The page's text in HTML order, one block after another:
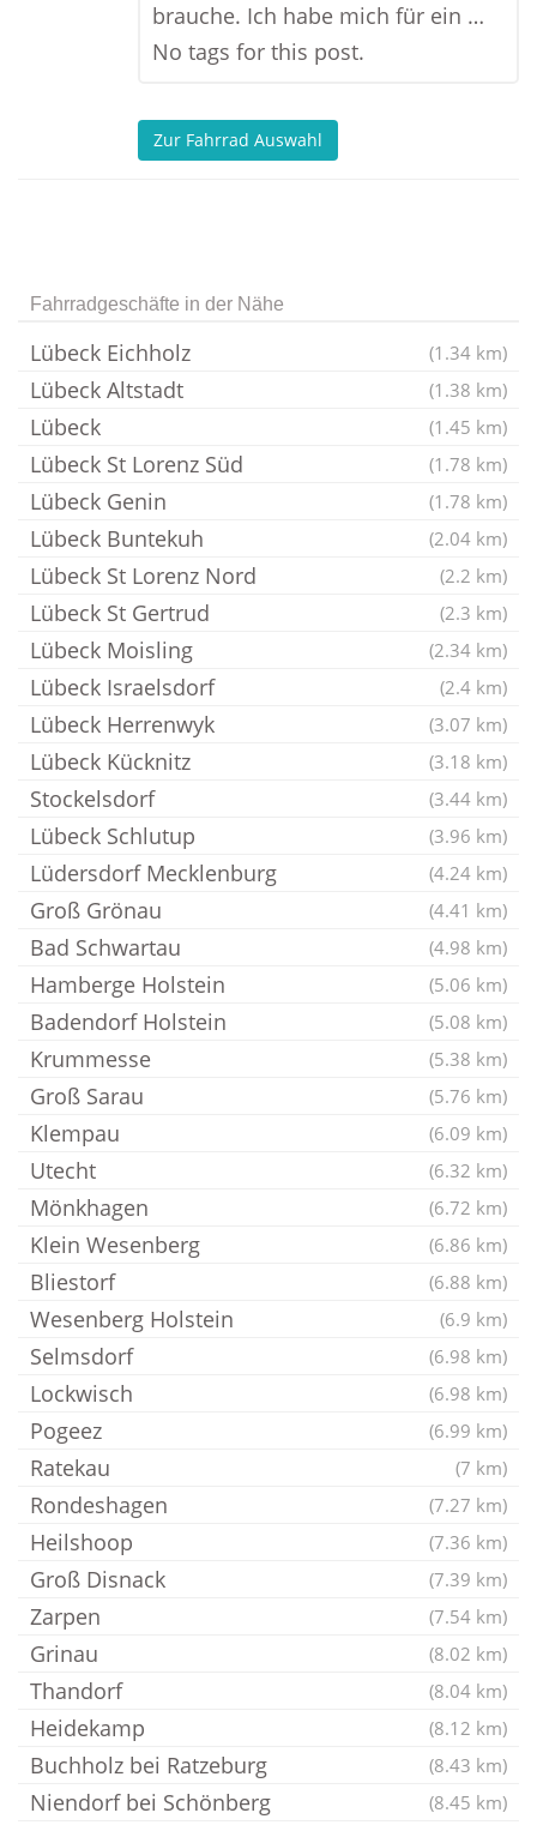
brauche. Ich habe mich für ein …
No tags for this post.
Zur Fahrrad Auswahl
Fahrradgeschäfte in der Nähe
Lübeck Eichholz (1.34 km)
Lübeck Altstadt (1.38 km)
Lübeck (1.45 km)
Lübeck St Lorenz Süd (1.78 km)
Lübeck Genin (1.78 km)
Lübeck Buntekuh (2.04 km)
Lübeck St Lorenz Nord (2.2 km)
Lübeck St Gertrud (2.3 km)
Lübeck Moisling (2.34 km)
Lübeck Israelsdorf (2.4 km)
Lübeck Herrenwyk (3.07 km)
Lübeck Kücknitz (3.18 km)
Stockelsdorf (3.44 km)
Lübeck Schlutup (3.96 km)
Lüdersdorf Mecklenburg (4.24 km)
Groß Grönau (4.41 km)
Bad Schwartau (4.98 km)
Hamberge Holstein (5.06 km)
Badendorf Holstein (5.08 km)
Krummesse (5.38 km)
Groß Sarau (5.76 km)
Klempau (6.09 km)
Utecht (6.32 km)
Mönkhagen (6.72 km)
Klein Wesenberg (6.86 km)
Bliestorf (6.88 km)
Wesenberg Holstein (6.9 km)
Selmsdorf (6.98 km)
Lockwisch (6.98 km)
Pogeez (6.99 km)
Ratekau (7 km)
Rondeshagen (7.27 km)
Heilshoop (7.36 km)
Groß Disnack (7.39 km)
Zarpen (7.54 km)
Grinau (8.02 km)
Thandorf (8.04 km)
Heidekamp (8.12 km)
Buchholz bei Ratzeburg (8.43 km)
Niendorf bei Schönberg (8.45 km)